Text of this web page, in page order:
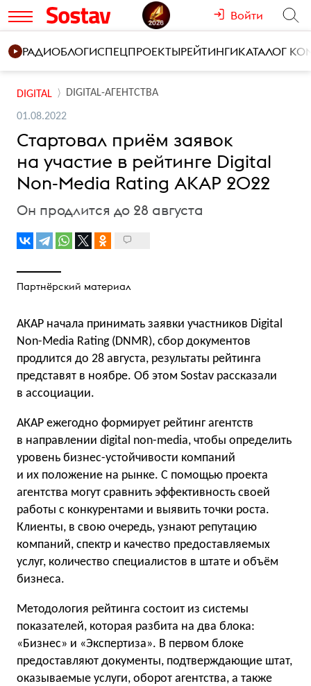
Войти
РАДИОБЛОГИСПЕЦПРОЕКТЫРЕЙТИНГИКАТАЛОГ
DIGITAL DIGITAL-АГЕНТСТВА
01.08.2022
Стартовал приём заявок
на участие в рейтинге Digital
Non-Media Rating АКАР 2022
Он продлится до 28 августа
Партнёрский материал
АКАР начала принимать заявки участников Digital
Non-Media Rating (DNMR), сбор документов
продлится до 28 августа, результаты рейтинга
представят в ноябре. Об этом Sostav рассказали
в ассоциации.
АКАР ежегодно формирует рейтинг агентств
в направлении digital non-media, чтобы определить
уровень бизнес-устойчивости компаний
и их положение на рынке. С помощью проекта
агентства могут сравнить эффективность своей
работы с конкурентами и выявить точки роста.
Клиенты, в свою очередь, узнают репутацию
компаний, спектр и качество предоставляемых
услуг, количество специалистов в штате и объём
бизнеса.
Методология рейтинга состоит из системы
показателей, которая разбита на два блока:
«Бизнес» и «Экспертиза». В первом блоке
предоставляют документы, подтверждающие штат,
оказываемые услуги, оборот агентства, а также